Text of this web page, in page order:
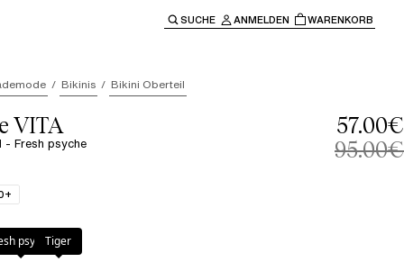
oder "Escape" um zur Hauptnavigation
SUCHE ANMELDEN WARENKORB
Bikinis Bikini Oberteil
VITA
- Fresh psyche
57.00€
95.00€
psycheTiger